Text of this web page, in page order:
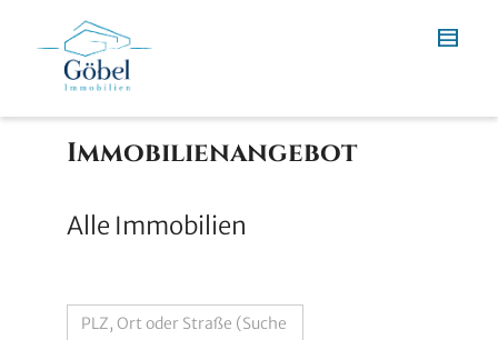
Immobilien­angebot
Alle Immobilien